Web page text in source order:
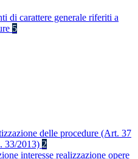
di carattere generale riferiti a
5
delle procedure (Art. 37
33/2013) 2
interesse realizzazione opere